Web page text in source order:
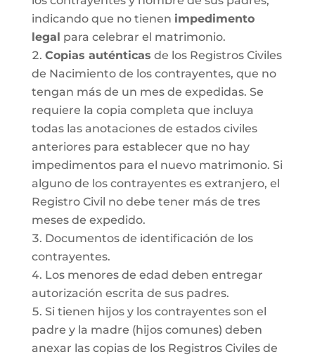
indicando que no tienen impedimento
legal para celebrar el matrimonio.
Copias auténticas de los Registros Civiles
de Nacimiento de los contrayentes, que no
tengan más de un mes de expedidas. Se
requiere la copia completa que incluya
todas las anotaciones de estados civiles
anteriores para establecer que no hay
impedimentos para el nuevo matrimonio. Si
alguno de los contrayentes es extranjero, el
Registro Civil no debe tener más de tres
meses de expedido.
Documentos de identificación de los
contrayentes.
Los menores de edad deben entregar
autorización escrita de sus padres.
Si tienen hijos y los contrayentes son el
padre y la madre (hijos comunes) deben
anexar las copias de los Registros Civiles de